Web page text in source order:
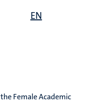
EN
Female Academic